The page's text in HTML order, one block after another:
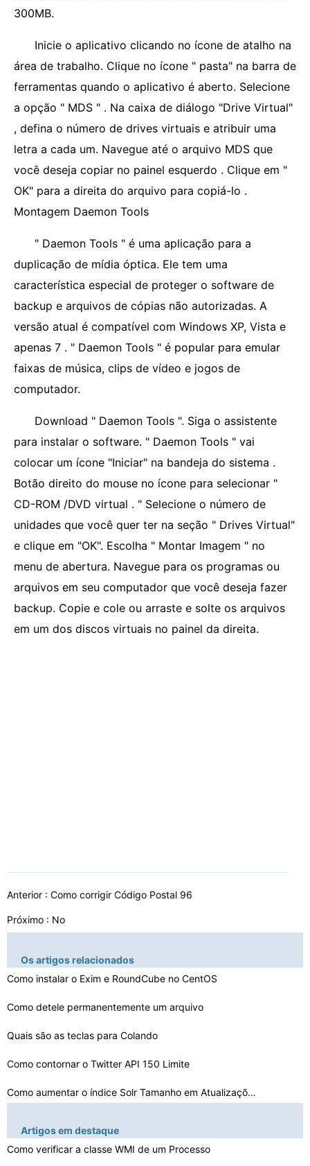
300MB.
Inicie o aplicativo clicando no ícone de atalho na
área de trabalho. Clique no ícone " pasta" na barra de
ferramentas quando o aplicativo é aberto. Selecione
a opção " MDS " . Na caixa de diálogo "Drive Virtual"
, defina o número de drives virtuais e atribuir uma
letra a cada um. Navegue até o arquivo MDS que
você deseja copiar no painel esquerdo . Clique em "
OK" para a direita do arquivo para copiá-lo .
Montagem Daemon Tools
" Daemon Tools " é uma aplicação para a
duplicação de mídia óptica. Ele tem uma
característica especial de proteger o software de
backup e arquivos de cópias não autorizadas. A
versão atual é compatível com Windows XP, Vista e
apenas 7 . " Daemon Tools " é popular para emular
faixas de música, clips de vídeo e jogos de
computador.
Download " Daemon Tools ". Siga o assistente
para instalar o software. " Daemon Tools " vai
colocar um ícone "Iniciar" na bandeja do sistema .
Botão direito do mouse no ícone para selecionar "
CD-ROM /DVD virtual . " Selecione o número de
unidades que você quer ter na seção " Drives Virtual"
e clique em "OK". Escolha " Montar Imagem " no
menu de abertura. Navegue para os programas ou
arquivos em seu computador que você deseja fazer
backup. Copie e cole ou arraste e solte os arquivos
em um dos discos virtuais no painel da direita.
Anterior : Como corrigir Código Postal 96
Próximo : No
Os artigos relacionados
Como instalar o Exim e RoundCube no CentOS
Como detele permanentemente um arquivo
Quais são as teclas para Colando
Como contornar o Twitter API 150 Limite
Como aumentar o índice Solr Tamanho em Atualizações
SQL para comportar mais como I- SQL
Como usar LeapFILE em um Iframe
Artigos em destaque
Como verificar a classe WMI de um Processo